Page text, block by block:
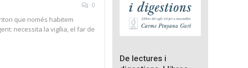
0
que només habitem
necessita la vigília, el far de
De lectures i